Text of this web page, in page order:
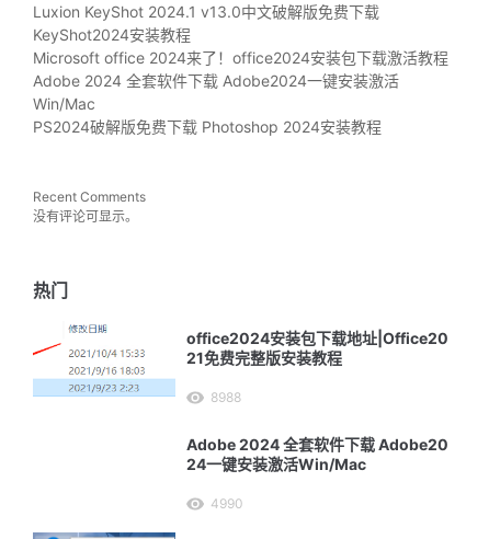
Luxion KeyShot 2024.1 v13.0中文破解版免费下载
KeyShot2024安装教程
Microsoft office 2024来了！office2024安装包下载激活教程
Adobe 2024 全套软件下载 Adobe2024一键安装激活
Win/Mac
PS2024破解版免费下载 Photoshop 2024安装教程
Recent Comments
没有评论可显示。
热门
office2024安装包下载地址|Office20
21免费完整版安装教程
8988
Adobe 2024 全套软件下载 Adobe20
24一键安装激活Win/Mac
4990